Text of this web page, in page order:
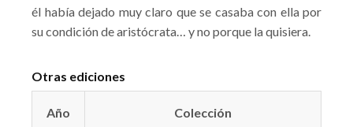
él había dejado muy claro que se casaba con ella por
su condición de aristócrata… y no porque la quisiera.
Otras ediciones
Año Colección